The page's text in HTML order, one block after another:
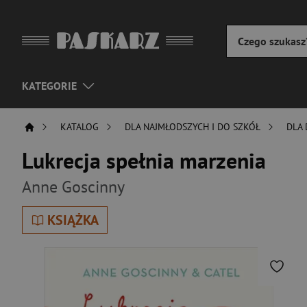
KATEGORIE
KATALOG DLA NAJMŁODSZYCH I DO SZKÓŁ DLA
Lukrecja spełnia marzenia
Anne Goscinny
KSIĄŻKA